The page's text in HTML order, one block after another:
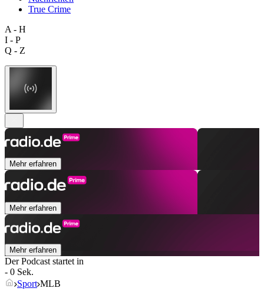
True Crime
A - H
I - P
Q - Z
Mehr erfahren
Mehr erfahren
Mehr erfahren
Der Podcast startet in
- 0 Sek.
Sport MLB